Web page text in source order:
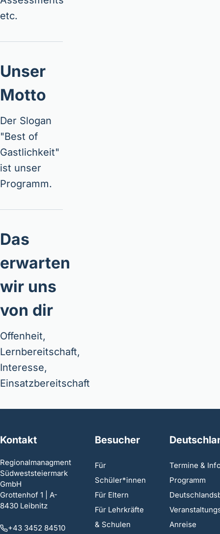
etc.
Unser
Motto
Der Slogan
"Best of
Gastlichkeit"
ist unser
Programm.
Das
erwarten
wir uns
von dir
Offenheit,
Lernbereitschaft,
Interesse,
Einsatzbereitschaft
Kontakt
Regionalmanagment
Südweststeiermark
GmbH
Grottenhof 1 | A-
8430 Leibnitz
+43 3452 84510
Besucher
Für
Schüler*innen
Für Eltern
Für Lehrkräfte
& Schulen
Termine &
Programm
Anreise